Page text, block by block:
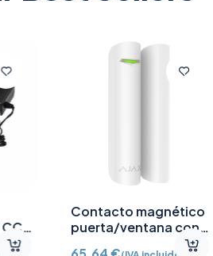
Contacto magnético
puerta/ventana con
Detector vibración e